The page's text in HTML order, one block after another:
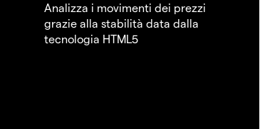
Analizza i movimenti dei prezzi
grazie alla stabilità data dalla
tecnologia HTML5